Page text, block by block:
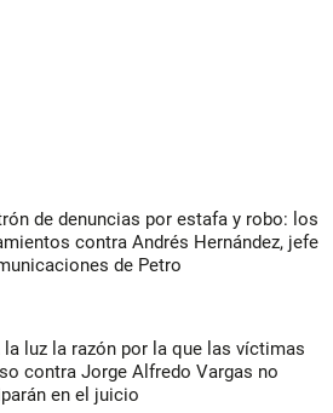
de denuncias por estafa y robo: los
contra Andrés Hernández, jefe
de Petro
la luz la razón por la que las víctimas
contra Jorge Alfredo Vargas no
en el juicio